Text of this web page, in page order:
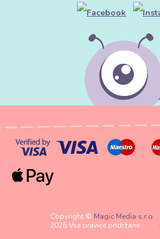
Copyright © Magic Media s.r.o.
2026 Vse pravice pridržane